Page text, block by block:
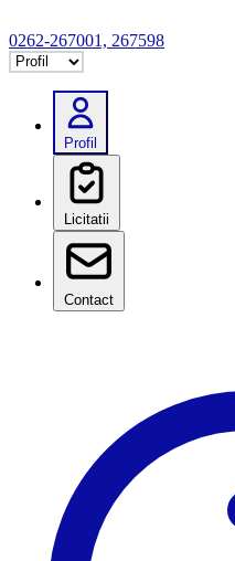
0262-267001, 267598
Selectează tab
Profil
Licitatii
Contact